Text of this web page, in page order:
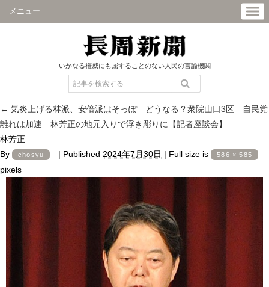
メニュー
いかなる権威にも屈することのない人民の言論機関
← 気炎上げる林派、安倍派はそっぽ どうなる？衆院山口3区 自民党
離れは加速 林芳正の地元入りで浮き彫りに【記者座談会】
林芳正
By
chosyu | Published 2024年7月30日 | Full size is 586 × 585
pixels